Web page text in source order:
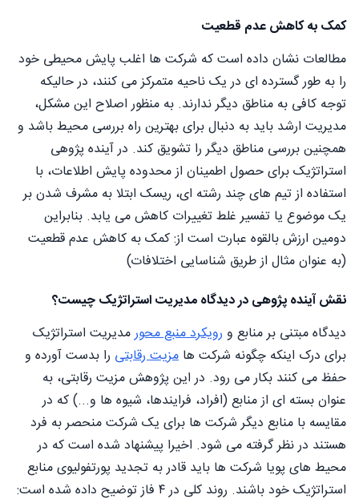
کمک به کاهش عدم قطعیت
مطالعات نشان داده است که شرکت ها اغلب پایش محیطی خود
را به طور گسترده ای در یک ناحیه متمرکز می کنند، در حالیکه
توجه کافی به مناطق دیگر ندارند. به منظور اصلاح این مشکل،
مدیریت ارشد باید به دنبال برای بهترین راه بررسی محیط باشد و
همچنین بررسی مناطق دیگر را تشویق کند. در آینده پژوهی
استراتژیک برای حصول اطمینان از محدوده پایش اطلاعات، با
استفاده از تیم های چند رشته ای، ریسک ابتلا به مشرف شدن بر
یک موضوع یا تفسیر غلط تغییرات کاهش می یابد. بنابراین
دومین ارزش بالقوه عبارت است از: کمک به کاهش عدم قطعیت
(به عنوان مثال از طریق شناسایی اختلافات)
نقش آینده پژوهی در دیدگاه مدیریت استراتژیک چیست؟
دیدگاه مبتنی بر منابع و رویکرد منبع محورمدیریت استراتژیک
برای درک اینکه چگونه شرکت ها مزیت رقابتی را بدست آورده و
حفظ می کنند بکار می رود. در این پژوهش مزیت رقابتی، به
عنوان بسته ای از منابع (افراد، فرایندها، شیوه ها و...) که در
مقایسه با منابع دیگر شرکت ها برای یک شرکت منحصر به فرد
هستند در نظر گرفته می شود. اخيرا پیشنهاد شده است که در
محیط های پویا شرکت ها باید قادر به تجدید پورتفولیوی منابع
استراتژیک خود باشند. روند کلی در ۴ فاز توضیح داده شده است: